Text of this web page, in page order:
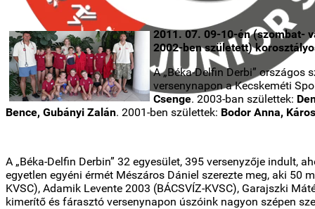
2011. 07. 09-10-én (szombat-
2002-ben született)
A „Béka-Delfin Derbi” országos
versenynapon a Kecskeméti
Csenge. 2003-ban születtek:
Bence, Gubányi Zalán. 2001-ben születtek: Bodor Anna,
A „Béka-Delfin Derbin” 32 egyesület, 395 versenyzője indult,
egyetlen egyéni érmét Mészáros Dániel szerezte meg, aki 50
KVSC), Adamik Levente 2003 (BÁCSVÍZ-KVSC), Garajszki
kimerítő és fárasztó versenynapon úszóink nagyon szépen